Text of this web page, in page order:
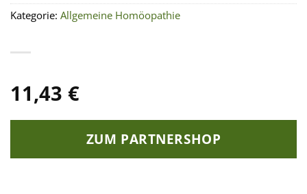
11,43 €
ZUM PARTNERSHOP
Kategorie: Allgemeine Homöopathie